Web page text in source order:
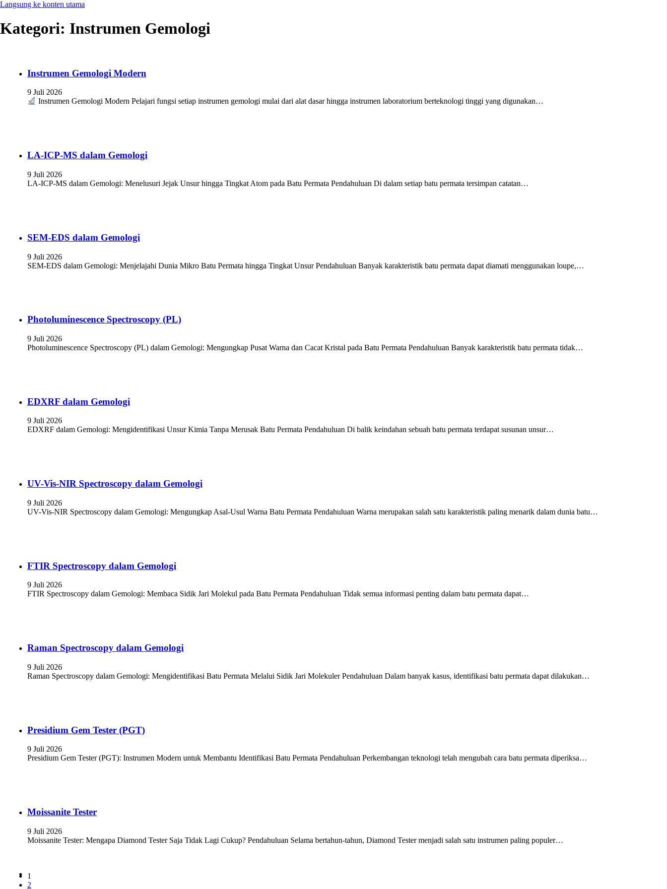
Langsung ke konten utama
Kategori: Instrumen Gemologi
Instrumen Gemologi Modern
9 Juli 2026
Instrumen Gemologi Modern Pelajari fungsi setiap instrumen gemologi mulai dari alat dasar hingga instrumen laboratorium berteknologi tinggi yang digunakan…
LA-ICP-MS dalam Gemologi
9 Juli 2026
LA-ICP-MS dalam Gemologi: Menelusuri Jejak Unsur hingga Tingkat Atom pada Batu Permata Pendahuluan Di dalam setiap batu permata tersimpan catatan…
SEM-EDS dalam Gemologi
9 Juli 2026
SEM-EDS dalam Gemologi: Menjelajahi Dunia Mikro Batu Permata hingga Tingkat Unsur Pendahuluan Banyak karakteristik batu permata dapat diamati menggunakan loupe,…
Photoluminescence Spectroscopy (PL)
9 Juli 2026
Photoluminescence Spectroscopy (PL) dalam Gemologi: Mengungkap Pusat Warna dan Cacat Kristal pada Batu Permata Pendahuluan Banyak karakteristik batu permata tidak…
EDXRF dalam Gemologi
9 Juli 2026
EDXRF dalam Gemologi: Mengidentifikasi Unsur Kimia Tanpa Merusak Batu Permata Pendahuluan Di balik keindahan sebuah batu permata terdapat susunan unsur…
UV-Vis-NIR Spectroscopy dalam Gemologi
9 Juli 2026
UV-Vis-NIR Spectroscopy dalam Gemologi: Mengungkap Asal-Usul Warna Batu Permata Pendahuluan Warna merupakan salah satu karakteristik paling menarik dalam dunia batu…
FTIR Spectroscopy dalam Gemologi
9 Juli 2026
FTIR Spectroscopy dalam Gemologi: Membaca Sidik Jari Molekul pada Batu Permata Pendahuluan Tidak semua informasi penting dalam batu permata dapat…
Raman Spectroscopy dalam Gemologi
9 Juli 2026
Raman Spectroscopy dalam Gemologi: Mengidentifikasi Batu Permata Melalui Sidik Jari Molekuler Pendahuluan Dalam banyak kasus, identifikasi batu permata dapat dilakukan…
Presidium Gem Tester (PGT)
9 Juli 2026
Presidium Gem Tester (PGT): Instrumen Modern untuk Membantu Identifikasi Batu Permata Pendahuluan Perkembangan teknologi telah mengubah cara batu permata diperiksa…
Moissanite Tester
9 Juli 2026
Moissanite Tester: Mengapa Diamond Tester Saja Tidak Lagi Cukup? Pendahuluan Selama bertahun-tahun, Diamond Tester menjadi salah satu instrumen paling populer…
1
2